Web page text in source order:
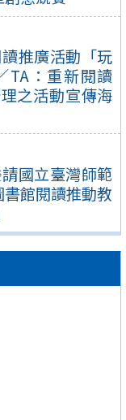
推廣活動「玩
TA：重新閱讀
之活動宣傳海
國立臺灣師範
館閱讀推動教